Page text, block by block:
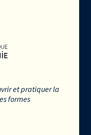
et pratiquer la
formes